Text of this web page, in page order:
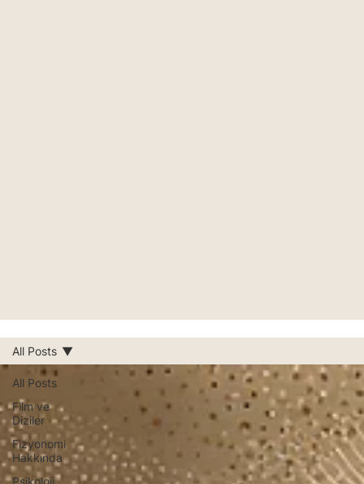
All Posts
Film ve
Diziler
Fizyonomi
Hakkında
Psikoloji
All Posts